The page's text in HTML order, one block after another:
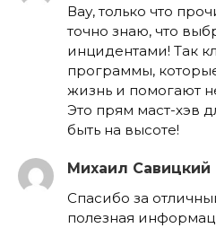
Вау, только что
точно знаю, что
инцидентами! Так
программы,
жизнь и помогают
Это прям маст-хэв
быть на высоте!
Михаил Савицкий
Спасибо за
полезная